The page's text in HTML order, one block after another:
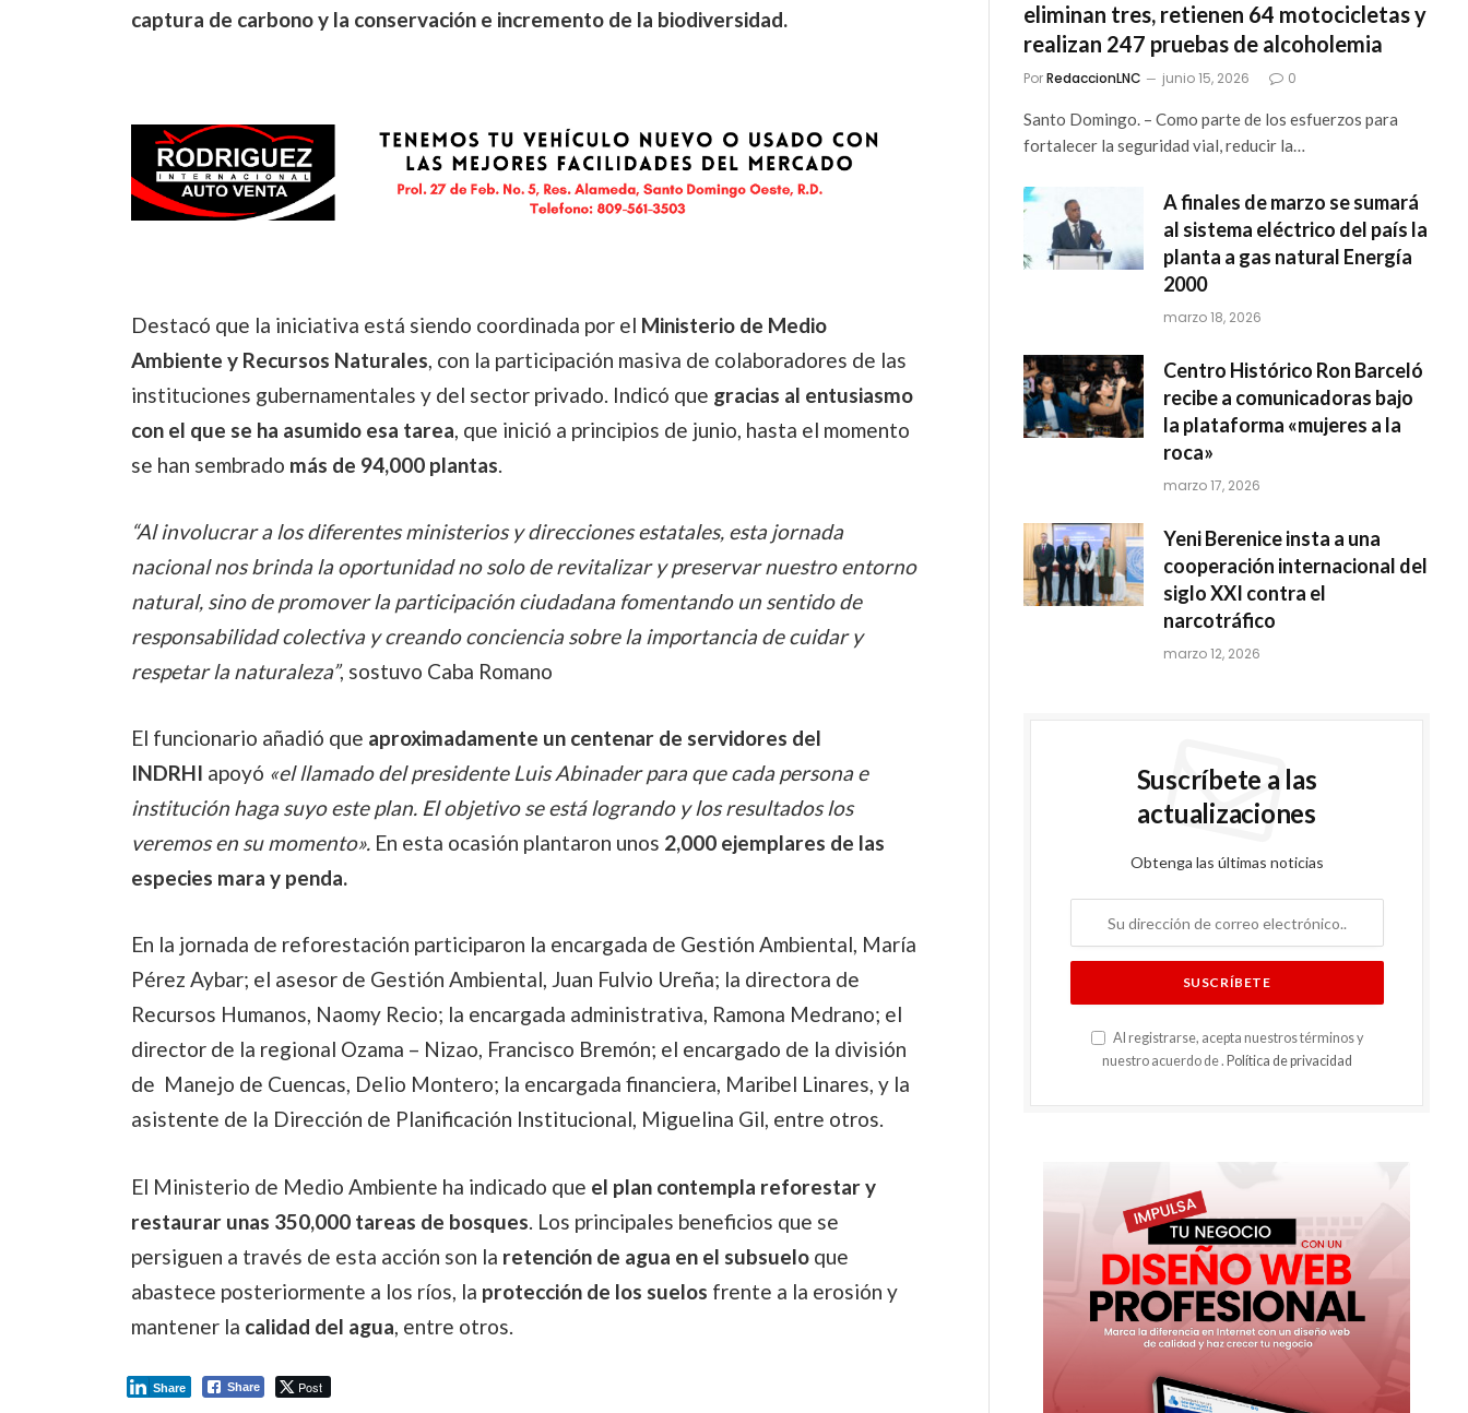
captura de carbono y la conservación e incremento de la biodiversidad.
Destacó que la iniciativa está siendo coordinada por el Ministerio de Medio
Ambiente y Recursos Naturales, con la participación masiva de colaboradores de las
instituciones gubernamentales y del sector privado. Indicó que gracias al entusiasmo
con el que se ha asumido esa tarea, que inició a principios de junio, hasta el momento
se han sembrado más de 94,000 plantas.
“Al involucrar a los diferentes ministerios y direcciones estatales, esta jornada
nacional nos brinda la oportunidad no solo de revitalizar y preservar nuestro entorno
natural, sino de promover la participación ciudadana fomentando un sentido de
responsabilidad colectiva y creando conciencia sobre la importancia de cuidar y
respetar la naturaleza”, sostuvo Caba Romano
El funcionario añadió que aproximadamente un centenar de servidores del
INDRHI apoyó «el llamado del presidente Luis Abinader para que cada persona e
institución haga suyo este plan. El objetivo se está logrando y los resultados los
veremos en su momento».En esta ocasión plantaron unos 2,000 ejemplares de las
especies mara y penda.
En la jornada de reforestación participaron la encargada de Gestión Ambiental, María
Pérez Aybar; el asesor de Gestión Ambiental, Juan Fulvio Ureña; la directora de
Recursos Humanos, Naomy Recio; la encargada administrativa, Ramona Medrano; el
director de la regional Ozama – Nizao, Francisco Bremón; el encargado de la división
de Manejo de Cuencas, Delio Montero; la encargada financiera, Maribel Linares, y la
asistente de la Dirección de Planificación Institucional, Miguelina Gil, entre otros.
El Ministerio de Medio Ambiente ha indicado que el plan contempla reforestar y
restaurar unas 350,000 tareas de bosques. Los principales beneficios que se
persiguen a través de esta acción son la retención de agua en el subsueloque
abastece posteriormente a los ríos, la protección de los suelos frente a la erosión y
mantener la calidad del agua, entre otros.
Share Post
Share
eliminan tres, retienen 64 motocicletas y
realizan 247 pruebas de alcoholemia
PorRedaccionLNC junio 15, 2026 0
Santo Domingo. – Como parte de los esfuerzos para
fortalecer la seguridad vial, reducir la…
A finales de marzo se sumará
al sistema eléctrico del país la
planta a gas natural Energía
2000
marzo 18, 2026
Centro Histórico Ron Barceló
recibe a comunicadoras bajo
la plataforma «mujeres a la
roca»
marzo 17, 2026
Yeni Berenice insta a una
cooperación internacional del
siglo XXI contra el
narcotráfico
marzo 12, 2026
Suscríbete a las
actualizaciones
Obtenga las últimas noticias
Al registrarse, acepta nuestros términos y
nuestro acuerdo de . Política de privacidad